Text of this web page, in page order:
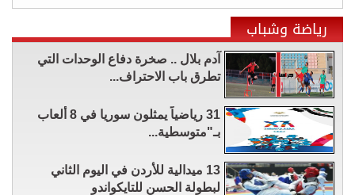
رياضة وشباب
آدم بلال .. صخرة دفاع الوحدات التي
تطرق باب الاحتراف...
31 رياضياً يمثلون سوريا في 8 ألعاب
بـ"متوسطية...
13 ميدالية للأردن في اليوم الثاني
لبطولة الحسن للتايكواندو